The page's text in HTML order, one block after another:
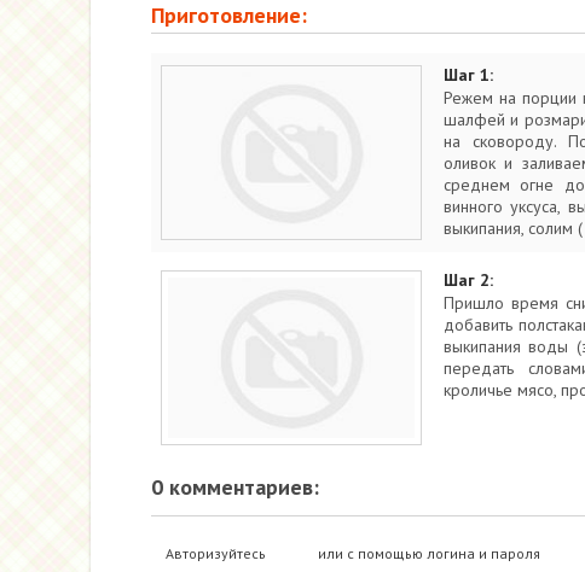
Приготовление:
Шаг 1:
Режем на порции
шалфей и
на сковороду.
оливок и
среднем огне
винного уксуса,
выкипания, солим
Шаг 2:
Пришло время
добавить
выкипания воды
передать
кроличье мясо,
0 комментариев:
Авторизуйтесь или с помощью логина и пароля